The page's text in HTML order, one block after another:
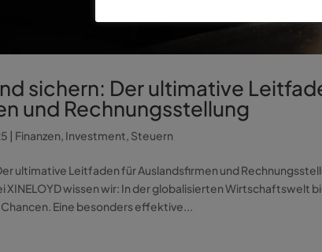
sichern: Der ultimative
und Rechnungsstellung
Finanzen, Investment, Steuern
ultimative Leitfaden für Auslandsfirmen und
wissen wir: In der globalisierten Wirtschaftswelt
Eine besonders effektive...